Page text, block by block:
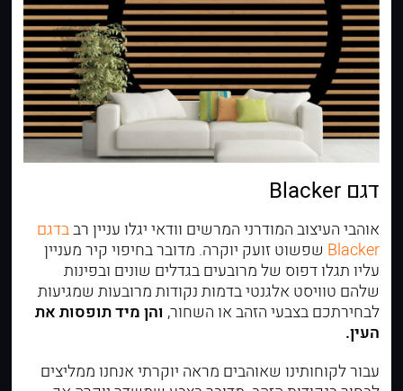
דגם Blacker
אוהבי העיצוב המודרני המרשים וודאי יגלו עניין רבבדגם
Blacker שפשוט זועק יוקרה. מדובר בחיפוי קיר מעניין
עליו תגלו דפוס של מרובעים בגדלים שונים ובפינות
שלהם טוויסט אלגנטי בדמות נקודות מרובעות שמגיעות
לבחירתכם בצבעי הזהב או השחור, והן מיד תופסות את
העין.
עבור לקוחותינו שאוהבים מראה יוקרתי אנחנו ממליצים